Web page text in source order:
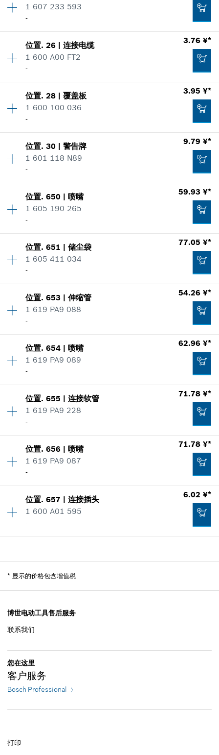
*显示的价格包含增值税
43.20 ¥*
*显示的价格包含增值税
显示在插图
6.32 ¥*
*显示的价格包含增值税
1 607 233 593
-
价格类组 :00
显示在插图
77.05 ¥*
*显示的价格包含增值税
位置.26 |连接电缆
1 600 A00 FT2
-
3.76 ¥*
价格类组 :00
显示在插图
3.76 ¥*
*显示的价格包含增值税
位置.28 |覆盖板
1 600 100 036
-
3.95 ¥*
价格类组 :00
显示在插图
3.95 ¥*
*显示的价格包含增值税
位置.30 |警告牌
1 601 118 N89
-
9.79 ¥*
价格类组:00
显示在插图
9.79 ¥*
*显示的价格包含增值税
位置.650 |喷嘴
1 605 190 265
-
59.93 ¥*
价格类组 :00
显示在插图
59.93 ¥*
*显示的价格包含增值税
位置.651 |储尘袋
1 605 411 034
-
77.05 ¥*
价格类组 :00
显示在插图
77.05 ¥*
*显示的价格包含增值税
位置.653 |伸缩管
1 619 PA9 088
-
54.26 ¥*
数量 1
价格类组: 00
使用证明
显示在插图
54.26 ¥*
位置.654 |喷嘴
1 619 PA9 089
-
62.96 ¥*
数量 1
价格类组: 00
使用证明
显示在插图
62.96 ¥*
位置.655 |连接软管
1 619 PA9 228
-
71.78 ¥*
数量 1
价格类组: 00
使用证明
显示在插图
71.78 ¥*
*显示的价格包含增值税
位置.656 |喷嘴
1 619 PA9 087
-
71.78 ¥*
数量 1
价格类组: 00
使用证明
71.78 ¥*
*
位置.657 |连接插头
1 600 A01 595
-
6.02 ¥*
零件信息
6.02 ¥*
*
* 显示的价格包含增值税
博世电动工具售后服务
联系我们
您在这里
客户服务
Bosch Professional
打印